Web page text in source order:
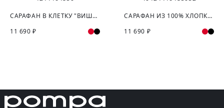
САРАФАН В КЛЕТКУ "ВИШИ" С ПОЯСОМ
11 690 ₽
САРАФАН ИЗ 100% ХЛОПКА С ПОЯСОМ
11 690 ₽